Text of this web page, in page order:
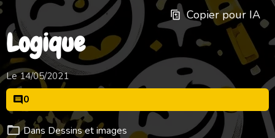
Copier pour IA
Logique
Le 14/05/2021
0
Dans Dessins et images